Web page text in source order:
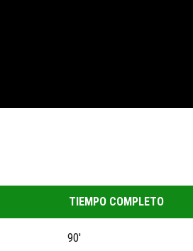
TIEMPO COMPLETO
90'